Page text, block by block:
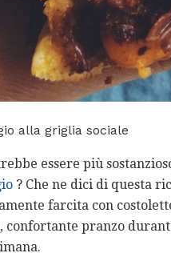
alla griglia sociale
essere più
? Che ne dici di questa
farcita con
confortante pranzo